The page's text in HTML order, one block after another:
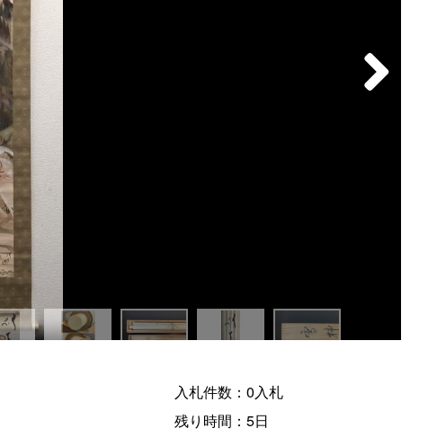
入札件数：0入札
残り時間：5日